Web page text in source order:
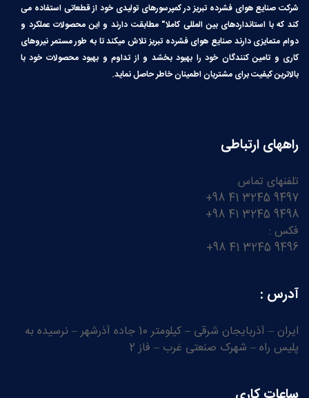
شرکت صنایع هوای فشرده تبریز در کمپرسورهای تولیدی خود از قطعاتی استفاده می
کند که با استانداردهای بین المللی کاملا″ مطابقت دارند و این محصولات عملکرد و
دوام متمایزی دارند صنایع هوای فشرده تبریز تلاش میکند تا به طور مستمر نیروهای
کاری و تامین کنندگان خود را بهبود بخشد و از تداوم و بهبود محصولات خود با
بالاترین کیفیت برای مشتریان اطمینان خاطر حاصل نماید.
راههای ارتباطی
تلفنهای تماس
9497 3245 41 98+
9498 3245 41 98+
فکس :
9496 3245 41 98+
آدرس :
ایران – آذربایجان شرقی – کیلومتر 10 جاده آذرشهر – نرسیده به
پلیس راه – شهرک صنعتی غرب – فاز 2